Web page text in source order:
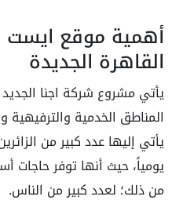
أهمية موقع ايست
القاهرة الجديدة
يأتي مشروع شركة اجنا
المناطق الخدمية والترفيهية
يأتي إليها عدد كبير من
يومياً، حيث أنها توفر حاجات
من ذلك؛ لعدد كبير من الناس.